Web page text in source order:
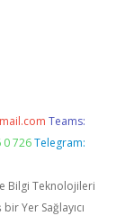
Teams:
0 726 Telegram:
Bilgi Teknolojileri
Yer Sağlayıcı